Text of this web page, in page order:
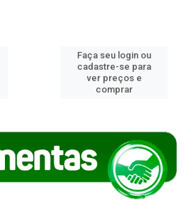
Faça seu login ou
cadastre-se para
ver preços e
comprar